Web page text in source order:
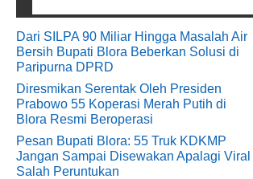
Pesan Bupati Blora: 55 Truk KDKMP
Jangan Sampai Disewakan Apalagi
Viral Salah Peruntukan
0 5-10-2026
Anonymous:
9-28-2020
bolehkah kami study banding
di akir bulan oktober 2020 ini ?
Anonymous:
Mudah mudahan dengan jalan
yang baik bisa meningkatkan ekonomi
Dari SILPA 90 Miliar Hingga Masalah Air
Bersih Bupati Blora Beberkan Solusi di
Paripurna DPRD
Diresmikan Serentak Oleh Presiden
Prabowo 55 Koperasi Merah Putih di
Blora Resmi Beroperasi
Pesan Bupati Blora: 55 Truk KDKMP
Jangan Sampai Disewakan Apalagi Viral
Salah Peruntukan